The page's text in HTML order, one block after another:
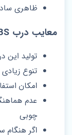
ظاهری
معایب درب ABS
تولید این
تنوع زیادی
امکان
چوبی
اگر هنگام